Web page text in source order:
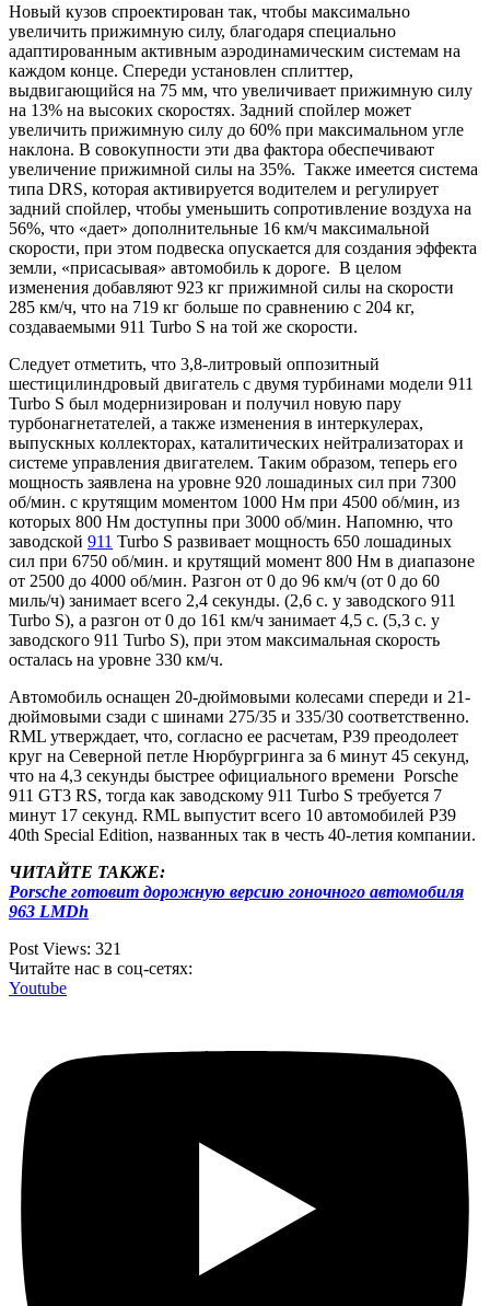
Новый кузов спроектирован так, чтобы максимально
увеличить прижимную силу, благодаря специально
адаптированным активным аэродинамическим системам на
каждом конце. Спереди установлен сплиттер,
выдвигающийся на 75 мм, что увеличивает прижимную силу
на 13% на высоких скоростях. Задний спойлер может
увеличить прижимную силу до 60% при максимальном угле
наклона. В совокупности эти два фактора обеспечивают
увеличение прижимной силы на 35%. Также имеется система
типа DRS, которая активируется водителем и регулирует
задний спойлер, чтобы уменьшить сопротивление воздуха на
56%, что «дает» дополнительные 16 км/ч максимальной
скорости, при этом подвеска опускается для создания эффекта
земли, «присасывая» автомобиль к дороге. В целом
изменения добавляют 923 кг прижимной силы на скорости
285 км/ч, что на 719 кг больше по сравнению с 204 кг,
создаваемыми 911 Turbo S на той же скорости.
Следует отметить, что 3,8-литровый оппозитный
шестицилиндровый двигатель с двумя турбинами модели 911
Turbo S был модернизирован и получил новую пару
турбонагнетателей, а также изменения в интеркулерах,
выпускных коллекторах, каталитических нейтрализаторах и
системе управления двигателем. Таким образом, теперь его
мощность заявлена ​​на уровне 920 лошадиных сил при 7300
об/мин. с крутящим моментом 1000 Нм при 4500 об/мин, из
которых 800 Нм доступны при 3000 об/мин. Напомню, что
заводской 911 Turbo S развивает мощность 650 лошадиных
сил при 6750 об/мин. и крутящий момент 800 Нм в диапазоне
от 2500 до 4000 об/мин. Разгон от 0 до 96 км/ч (от 0 до 60
миль/ч) занимает всего 2,4 секунды. (2,6 с. у заводского 911
Turbo S), а разгон от 0 до 161 км/ч занимает 4,5 с. (5,3 с. у
заводского 911 Turbo S), при этом максимальная скорость
осталась на уровне 330 км/ч.
Автомобиль оснащен 20-дюймовыми колесами спереди и 21-
дюймовыми сзади с шинами 275/35 и 335/30 соответственно.
RML утверждает, что, согласно ее расчетам, P39 преодолеет
круг на Северной петле Нюрбургринга за 6 минут 45 секунд,
что на 4,3 секунды быстрее официального времени Porsche
911 GT3 RS, тогда как заводскому 911 Turbo S требуется 7
минут 17 секунд. RML выпустит всего 10 автомобилей P39
40th Special Edition, названных так в честь 40-летия компании.
ЧИТАЙТЕ ТАКЖЕ:
Porsche готовит дорожную версию гоночного автомобиля
963 LMDh
Post Views: 321
Читайте нас в соц-сетях:
Youtube